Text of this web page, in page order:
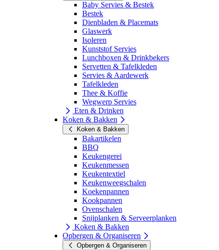
Baby Servies & Bestek
Bestek
Dienbladen & Placemats
Glaswerk
Isoleren
Kunststof Servies
Lunchboxen & Drinkbekers
Servetten & Tafelkleden
Servies & Aardewerk
Tafelkleden
Thee & Koffie
Wegwerp Servies
Eten & Drinken
Koken & Bakken
Koken & Bakken
Bakartikelen
BBQ
Keukengerei
Keukenmessen
Keukentextiel
Keukenweegschalen
Koekenpannen
Kookpannen
Ovenschalen
Snijplanken & Serveerplanken
Koken & Bakken
Opbergen & Organiseren
Opbergen & Organiseren